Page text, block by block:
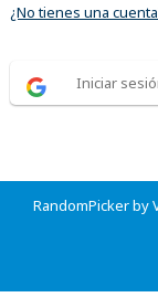
¿No tienes una
Iniciar
RandomPicker by